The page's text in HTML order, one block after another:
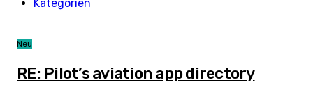
Kategorien
Neu
RE: Pilot’s aviation app directory